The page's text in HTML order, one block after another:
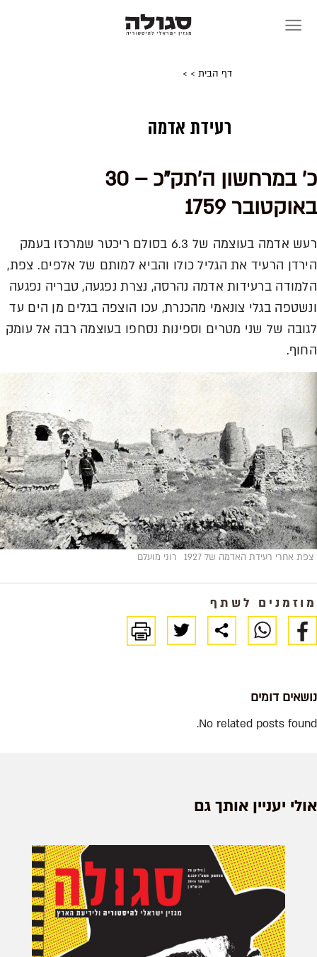
דף הבית >
>
רעידת אדמה
כ' במרחשון ה'תק"כ – 30
באוקטובר 1759
רעש אדמה בעוצמה של 6.3 בסולם ריכטר שמרכזו בעמק
הירדן הרעיד את הגליל כולו והביא למותם של אלפים. צפת,
הלמודה ברעידות אדמה נהרסה, נצרת נפגעה, טבריה נפגעה
ונשטפה בגלי צונאמי מהכנרת, עכו הוצפה בגלים מן הים עד
לגובה של שני מטרים וספינות נסחפו בעוצמה רבה אל עומק
החוף.
צפת אחרי רעידת האדמה של 1927 רוני מועלם
מוזמנים לשתף
נושאים דומים
No related posts found.
אולי יעניין אותך גם